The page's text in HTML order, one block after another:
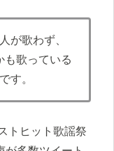
が歌わず、
も歌っている
す。
トヒット歌謡祭